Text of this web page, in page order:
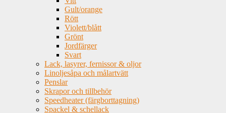
Gult/orange
Rött
Violett/blått
Grönt
Jordfärger
Svart
Lack, lasyrer, fernissor & oljor
Linoljesåpa och målartvätt
Penslar
Skrapor och tillbehör
Speedheater (färgborttagning)
Spackel & schellack